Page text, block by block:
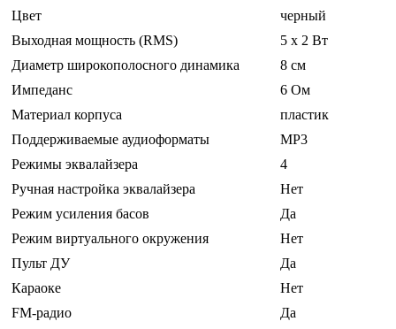
Цвет
черный
Выходная мощность (RMS)
5 x 2 Вт
Диаметр широкополосного динамика
8 см
Импеданс
6 Ом
Материал корпуса
пластик
Поддерживаемые аудиоформаты
MP3
Режимы эквалайзера
4
Ручная настройка эквалайзера
Нет
Режим усиления басов
Да
Режим виртуального окружения
Нет
Пульт ДУ
Да
Караоке
Нет
FM-радио
Да